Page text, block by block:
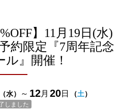
】11月19日(水)
約限定『7周年記念
ル』開催！
しました
（水） ～ 12月 20日 （土）